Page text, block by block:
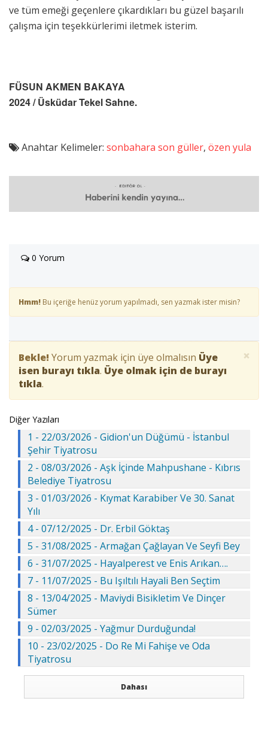
ve tüm emeği geçenlere çıkardıkları bu güzel başarılı
çalışma için teşekkürlerimi iletmek isterim.
FÜSUN AKMEN BAKAYA
2024 / Üsküdar Tekel Sahne.
Anahtar Kelimeler: sonbahara son güller, özen yula
0 Yorum
Hmm! Bu içeriğe henüz yorum yapılmadı, sen yazmak ister misin?
×
Bekle! Yorum yazmak için üye olmalısın Üye
isen burayı tıkla. Üye olmak için de burayı
tıkla.
Diğer Yazıları
1 - 22/03/2026 - Gidion'un Düğümü - İstanbul
Şehir Tiyatrosu
2 - 08/03/2026 - Aşk İçinde Mahpushane - Kıbrıs
Belediye Tiyatrosu
3 - 01/03/2026 - Kıymat Karabiber Ve 30. Sanat
Yılı
4 - 07/12/2025 - Dr. Erbil Göktaş
5 - 31/08/2025 - Armağan Çağlayan Ve Seyfi Bey
6 - 31/07/2025 - Hayalperest ve Enis Arıkan….
7 - 11/07/2025 - Bu Işıltılı Hayali Ben Seçtim
8 - 13/04/2025 - Maviydi Bisikletim Ve Dinçer
Sümer
9 - 02/03/2025 - Yağmur Durduğunda!
10 - 23/02/2025 - Do Re Mi Fahişe ve Oda
Tiyatrosu
Dahası